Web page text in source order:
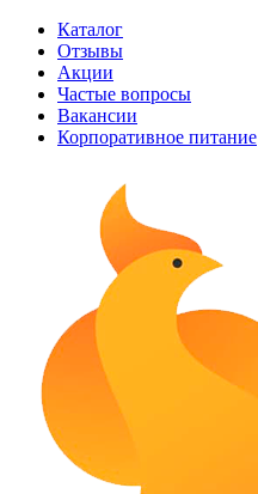
Каталог
Отзывы
Акции
Частые вопросы
Вакансии
Корпоративное питание